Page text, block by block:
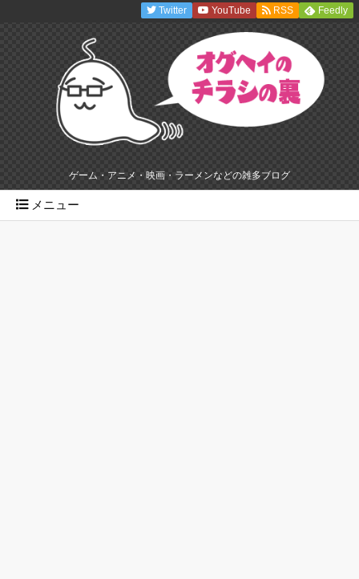
ゲーム・アニメ・映画・ラーメンなどの雑多ブログ
メニュー
Twitter YouTube RSS Feedly